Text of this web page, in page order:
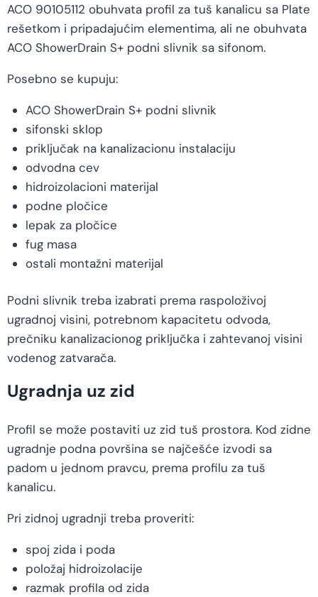
ACO 90105112 obuhvata profil za tuš kanalicu sa Plate
rešetkom i pripadajućim elementima, ali ne obuhvata
ACO ShowerDrain S+ podni slivnik sa sifonom.
Posebno se kupuju:
ACO ShowerDrain S+ podni slivnik
sifonski sklop
priključak na kanalizacionu instalaciju
odvodna cev
hidroizolacioni materijal
podne pločice
lepak za pločice
fug masa
ostali montažni materijal
Podni slivnik treba izabrati prema raspoloživoj
ugradnoj visini, potrebnom kapacitetu odvoda,
prečniku kanalizacionog priključka i zahtevanoj visini
vodenog zatvarača.
Ugradnja uz zid
Profil se može postaviti uz zid tuš prostora. Kod zidne
ugradnje podna površina se najčešće izvodi sa
padom u jednom pravcu, prema profilu za tuš
kanalicu.
Pri zidnoj ugradnji treba proveriti:
spoj zida i poda
položaj hidroizolacije
razmak profila od zida